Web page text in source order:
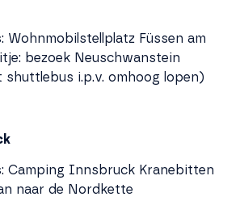
Wohnmobilstellplatz Füssen am
bezoek Neuschwanstein
shuttlebus i.p.v. omhoog lopen)
Camping Innsbruck Kranebitten
naar de Nordkette